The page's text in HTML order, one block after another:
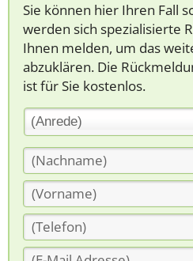
Sie können hier Ihren Fall
werden sich spezialisierte
Ihnen melden, um das
abzuklären. Die
ist für Sie kostenlos.
(Anrede)